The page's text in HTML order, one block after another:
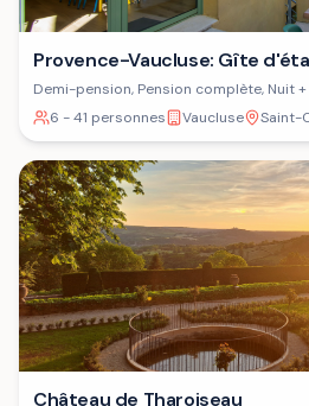
Provence-Vaucluse: Gîte
Demi-pension, Pension complète, Nuit
6 - 41 personnes
Vaucluse Saint-
Château de Tharoiseau